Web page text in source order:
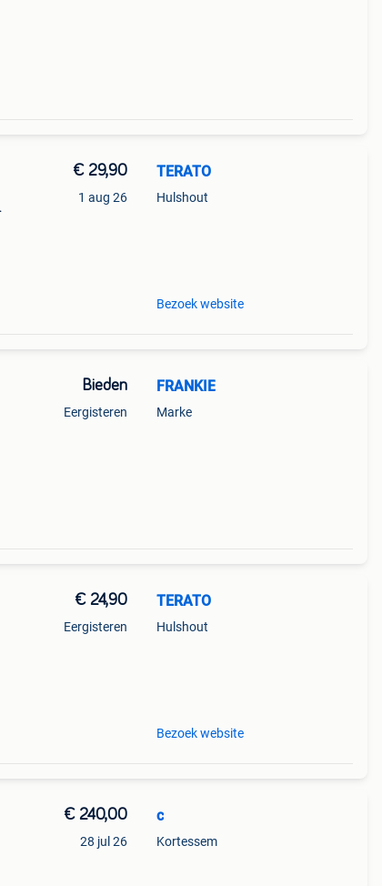
€ 29,90
1 aug 26
TERATO
Hulshout
Bezoek website
Bieden
Eergisteren
FRANKIE
Marke
€ 24,90
Eergisteren
TERATO
Hulshout
Bezoek website
€ 240,00
28 jul 26
c
Kortessem